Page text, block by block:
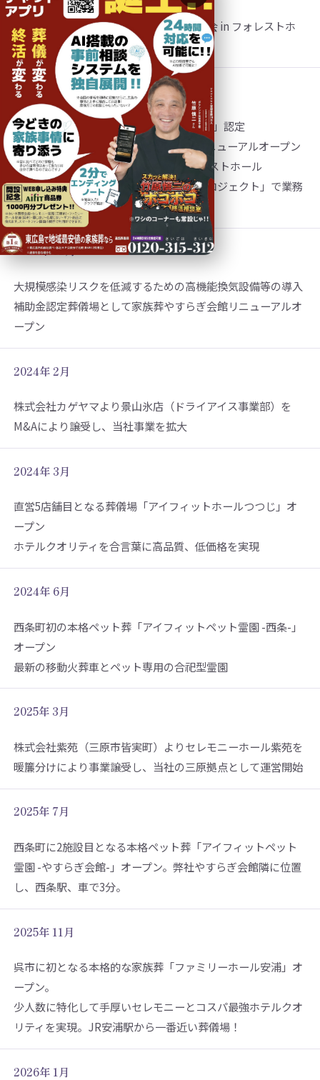
第43回 安芸教区東部地区 仏教壮年大会 in フォレストホ
ール
2023年 7月
全国儀式サービス「全国ベスト葬儀社500」認定
アイフィット フォレストホール完全リニューアルオープン
温もりダイニング佐吉オープン in フォレストホール
広島マツダ様と「新たな葬儀のカタチプロジェクト」で業務
提携。プロジェクションマッピング開始
2023年 12月
大規模感染リスクを低減するための高機能換気設備等の導入
補助金認定葬儀場として家族葬やすらぎ会館リニューアルオ
ープン
2024年 2月
株式会社カゲヤマより景山氷店（ドライアイス事業部）を
M&Aにより譲受し、当社事業を拡大
2024年 3月
直営5店舗目となる葬儀場「アイフィットホールつつじ」オ
ープン
ホテルクオリティを合言葉に高品質、低価格を実現
2024年 6月
西条町初の本格ペット葬「アイフィットペット霊園 -西条-」
オープン
最新の移動火葬車とペット専用の合祀型霊園
2025年 3月
株式会社紫苑（三原市皆実町）よりセレモニーホール紫苑を
暖簾分けにより事業譲受し、当社の三原拠点として運営開始
2025年 7月
西条町に2施設目となる本格ペット葬「アイフィットペット
霊園 -やすらぎ会館-」オープン。弊社やすらぎ会館隣に位置
し、西条駅、車で3分。
2025年 11月
呉市に初となる本格的な家族葬「ファミリーホール安浦」オ
ープン。
少人数に特化して手厚いセレモニーとコスパ最強ホテルクオ
リティを実現。JR安浦駅から一番近い葬儀場！
2026年 1月